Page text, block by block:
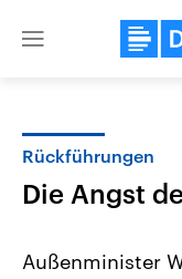
Close
Rückführungen
Die Angst
Außenminister